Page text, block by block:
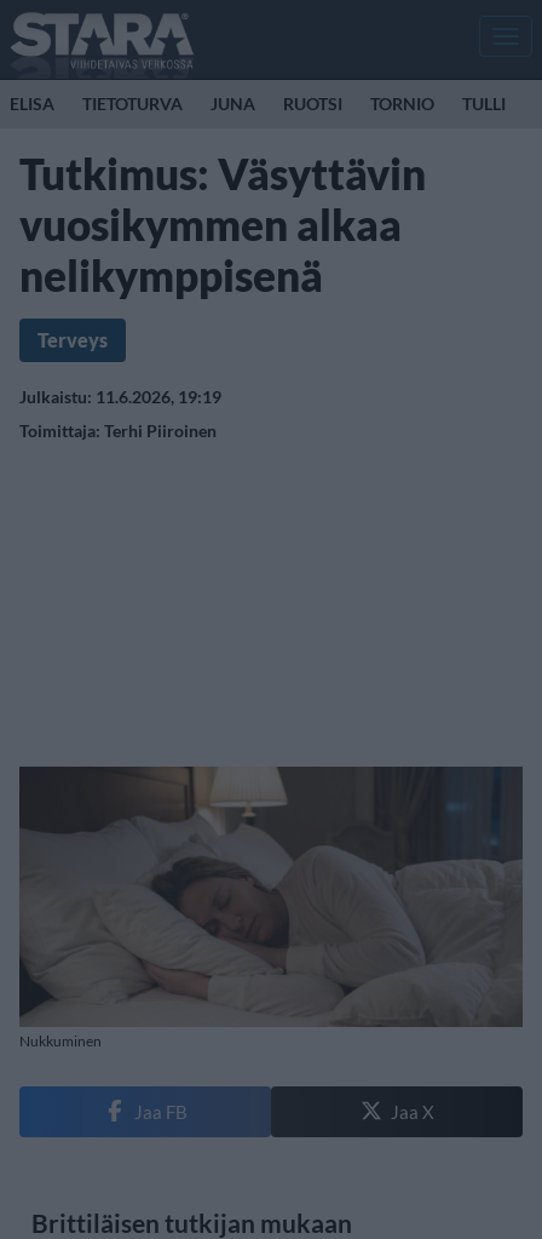
ELISA TIETOTURVA JUNA RUOTSI TORNIO TULLI
Tutkimus: Väsyttävin
vuosikymmen alkaa
nelikymppisenä
Terveys
Julkaistu: 11.6.2026, 19:19
Toimittaja: Terhi Piiroinen
Nukkuminen
Jaa FB Jaa X
Brittiläisen tutkijan mukaan